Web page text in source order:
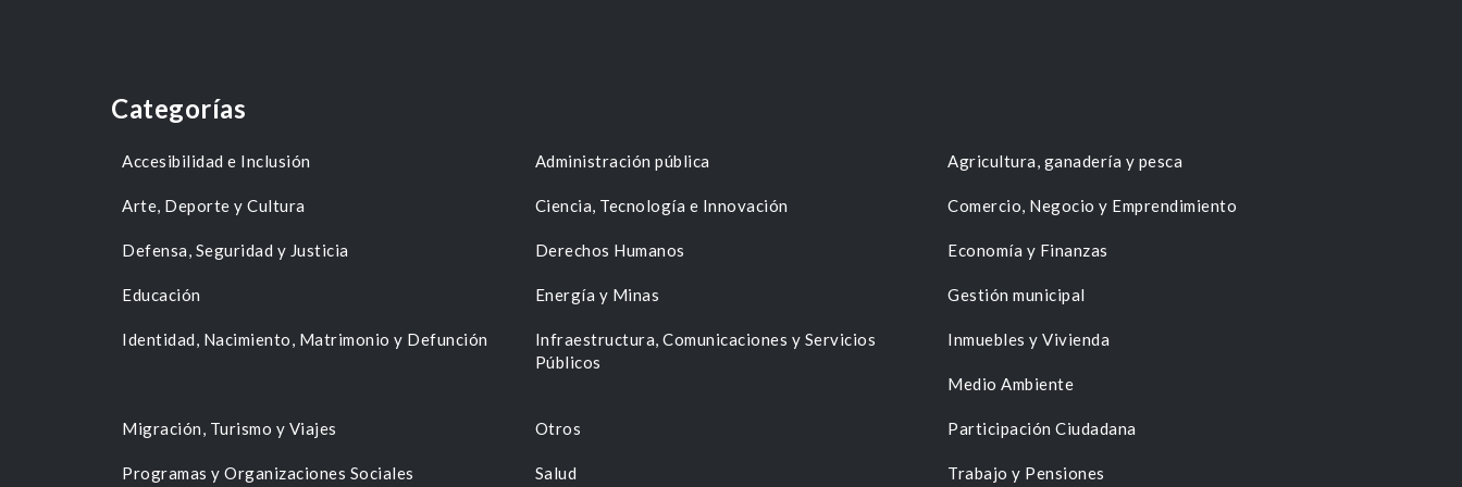
Categorías
Accesibilidad e Inclusión Administración pública Agricultura, ganadería y pesca
Arte, Deporte y Cultura Ciencia, Tecnología e Innovación Comercio, Negocio y Emprendimiento
Defensa, Seguridad y Justicia Derechos Humanos Economía y Finanzas
Educación Energía y Minas Gestión municipal
Identidad, Nacimiento, Matrimonio y Defunción
Infraestructura, Comunicaciones y Servicios
Públicos
Inmuebles y Vivienda
Medio Ambiente
Migración, Turismo y Viajes Otros Participación Ciudadana
Programas y Organizaciones Sociales Salud Trabajo y Pensiones